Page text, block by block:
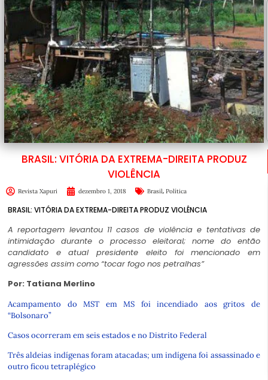
BRASIL: VITÓRIA DA EXTREMA-DIREITA PRODUZ
VIOLÊNCIA
Revista Xapuri dezembro 1, 2018 Brasil, Política
BRASIL: VITÓRIA DA EXTREMA-DIREITA PRODUZ VIOLÊNCIA
A reportagem levantou 11 casos de violência e tentativas de
intimidação durante o processo eleitoral; nome do então
candidato e atual presidente eleito foi mencionado em
agressões assim como “tocar fogo nos petralhas”
Por: Tatiana Merlino
Acampamento do MST em MS foi incendiado aos gritos de
“Bolsonaro”
Casos ocorreram em seis estados e no Distrito Federal
Três aldeias indígenas foram atacadas; um indígena foi assassinado e
outro ficou tetraplégico